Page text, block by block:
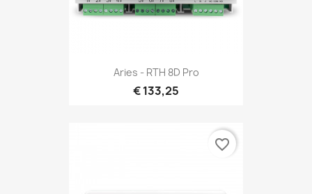
Aries - RTH 8D Pro
€ 133,25
favorite_border